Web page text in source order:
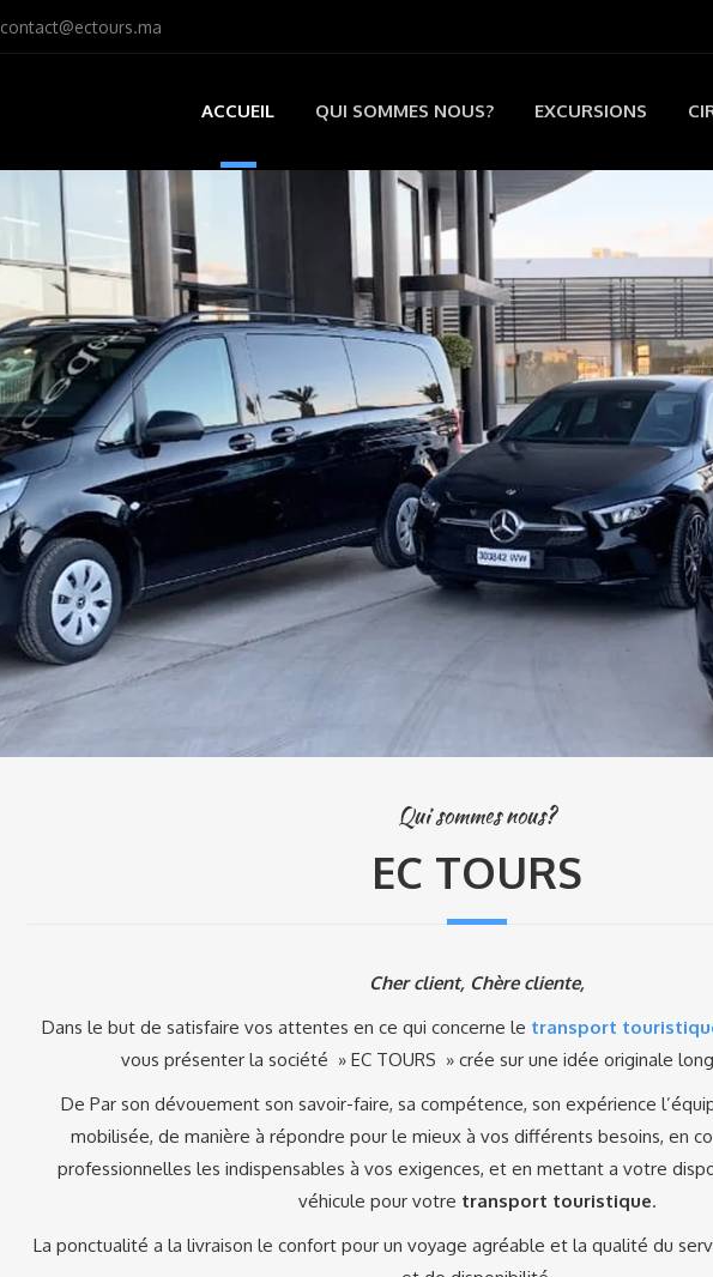
contact@ectours.ma
ACCUEIL QUI SOMMES NOUS? EXCURSIONS
Qui sommes nous?
EC TOURS
Cher client, Chère cliente,
Dans le but de satisfaire vos attentes en ce qui concerne le transport
vous présenter la société » EC TOURS » crée sur une idée originale
De Par son dévouement son savoir-faire, sa compétence, son expérience
mobilisée, de manière à répondre pour le mieux à vos différents besoins, en
professionnelles les indispensables à vos exigences, et en mettant a votre
véhicule pour votre transport touristique.
La ponctualité a la livraison le confort pour un voyage agréable et la qualité du